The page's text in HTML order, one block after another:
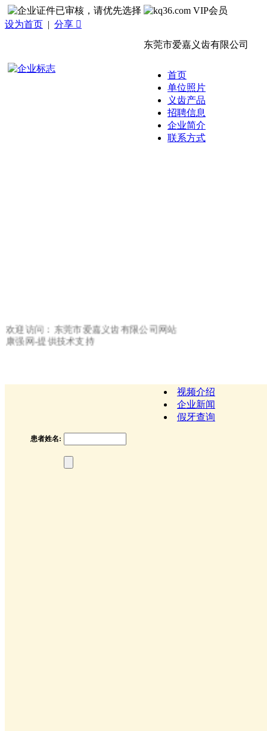
设为首页 | 分享 
东莞市爱嘉义齿有限公司
首页
单位照片
义齿产品
招聘信息
企业简介
联系方式
欢迎访问：东莞市爱嘉义齿有限公司网站
康强网-提供技术支持
视频介绍
企业新闻
假牙查询
患者姓名: